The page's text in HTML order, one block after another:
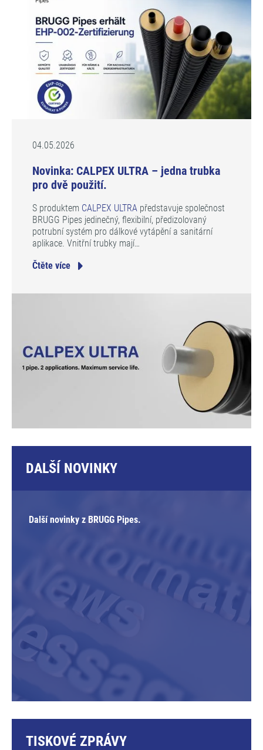
04.05.2026
Novinka: CALPEX ULTRA – jedna trubka
pro dvě použití.
S produktem CALPEX ULTRA představuje společnost
BRUGG Pipes jedinečný, flexibilní, předizolovaný
potrubní systém pro dálkové vytápění a sanitární
aplikace. Vnitřní trubky mají…
Čtěte více
DALŠÍ NOVINKY
Další novinky z BRUGG Pipes.
TISKOVÉ ZPRÁVY